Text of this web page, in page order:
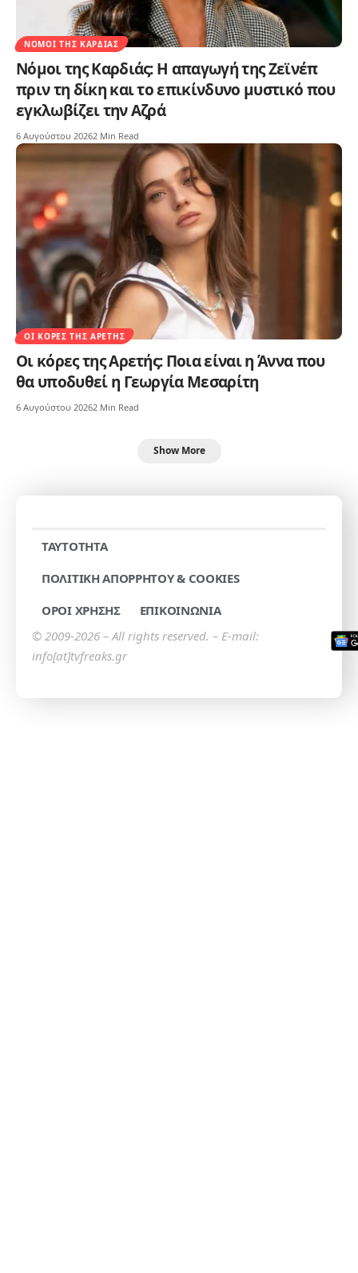
ΝΌΜΟΙ ΤΗΣ ΚΑΡΔΙΆΣ
Νόμοι της Καρδιάς: Η απαγωγή της Ζεϊνέπ
πριν τη δίκη και το επικίνδυνο μυστικό που
εγκλωβίζει την Αζρά
6 Αυγούστου 20262 Min Read
ΟΙ ΚΌΡΕΣ ΤΗΣ ΑΡΕΤΉΣ
Οι κόρες της Αρετής: Ποια είναι η Άννα που
θα υποδυθεί η Γεωργία Μεσαρίτη
6 Αυγούστου 20262 Min Read
Show More
TAYTOTHTA
ΠΟΛΙΤΙΚΗ ΑΠΟΡΡΗΤΟΥ & COOKIES
ΟΡΟΙ ΧΡΗΣΗΣ
ΕΠΙΚΟΙΝΩΝΙΑ
© 2009-2026 – All rights reserved. – E-mail:
info[at]tvfreaks.gr